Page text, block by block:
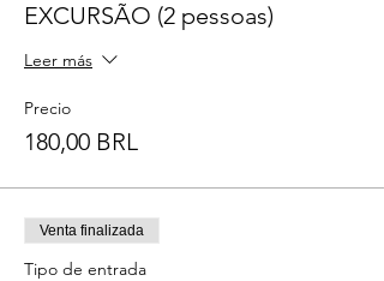
EXCURSÃO (2 pessoas)
Leer más
Precio
180,00 BRL
Venta finalizada
Tipo de entrada